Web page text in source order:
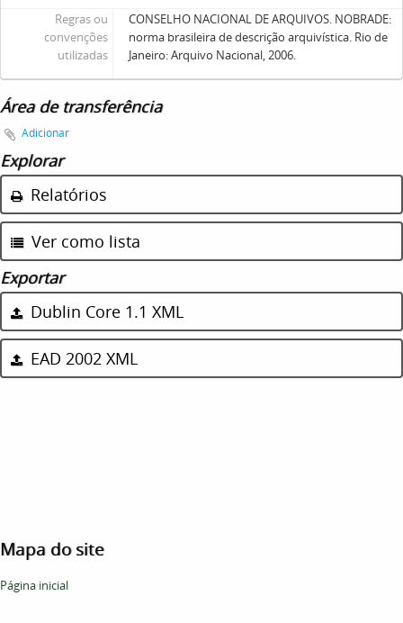
Regras ou
convenções
utilizadas
CONSELHO NACIONAL DE ARQUIVOS. NOBRADE:
norma brasileira de descrição arquivística. Rio de
Janeiro: Arquivo Nacional, 2006.
Área de transferência
Adicionar
Explorar
Relatórios
Ver como lista
Exportar
Dublin Core 1.1 XML
EAD 2002 XML
Mapa do site
Página inicial